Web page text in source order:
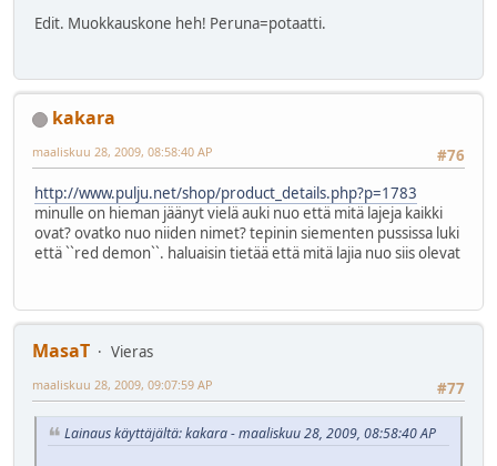
Edit. Muokkauskone heh! Peruna=potaatti.
kakara
#76
maaliskuu 28, 2009, 08:58:40 AP
http://www.pulju.net/shop/product_details.php?p=1783
minulle on hieman jäänyt vielä auki nuo että mitä lajeja kaikki
ovat? ovatko nuo niiden nimet? tepinin siementen pussissa luki
että ``red demon``. haluaisin tietää että mitä lajia nuo siis olevat
MasaT
Vieras
#77
maaliskuu 28, 2009, 09:07:59 AP
Lainaus käyttäjältä: kakara - maaliskuu 28, 2009, 08:58:40 AP